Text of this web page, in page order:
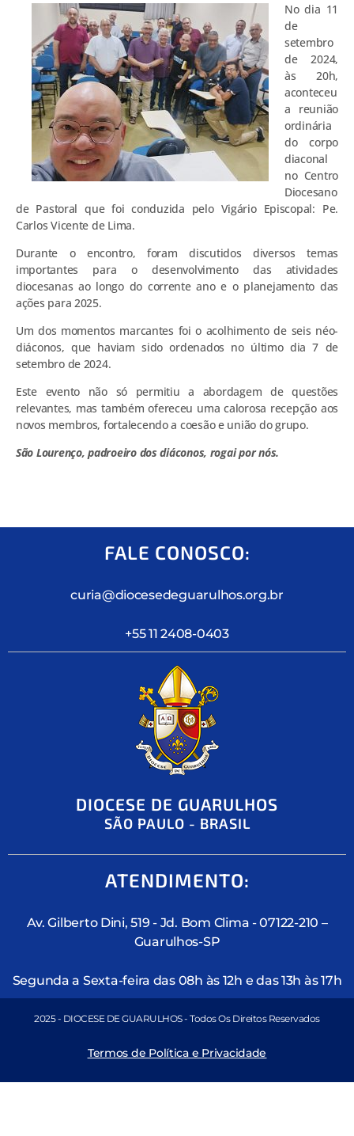
No dia 11
de
setembro
de 2024,
às 20h,
aconteceu
a reunião
ordinária
do corpo
diaconal
no Centro
Diocesano
de Pastoral que foi conduzida pelo Vigário Episcopal: Pe.
Carlos Vicente de Lima.
Durante o encontro, foram discutidos diversos temas
importantes para o desenvolvimento das atividades
diocesanas ao longo do corrente ano e o planejamento das
ações para 2025.
Um dos momentos marcantes foi o acolhimento de seis néo-
diáconos, que haviam sido ordenados no último dia 7 de
setembro de 2024.
Este evento não só permitiu a abordagem de questões
relevantes, mas também ofereceu uma calorosa recepção aos
novos membros, fortalecendo a coesão e união do grupo.
São Lourenço, padroeiro dos diáconos, rogai por nós.
FALE CONOSCO:
curia@diocesedeguarulhos.org.br
+55 11 2408-0403
DIOCESE DE GUARULHOS
SÃO PAULO - BRASIL
ATENDIMENTO:
Av. Gilberto Dini, 519 - Jd. Bom Clima - 07122-210 –
Guarulhos-SP
Segunda a Sexta-feira das 08h às 12h e das 13h às 17h
2025 - DIOCESE DE GUARULHOS - Todos Os Direitos Reservados
Termos de Política e Privacidade